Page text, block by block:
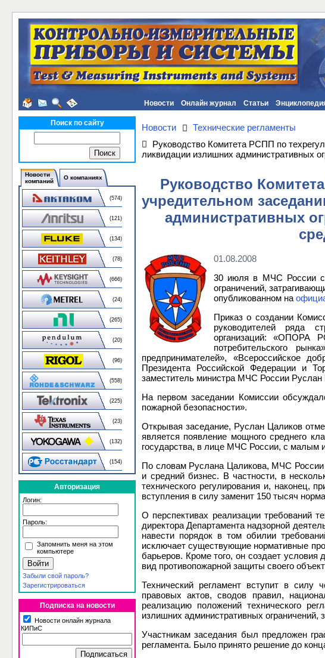
Новости Онлайн журнал Статьи
Поиск по сайту
Новости
компаний
О компаниях
(574)
(121)
(134)
(78)
(666)
(24)
(265)
(20)
(96)
(558)
(225)
(23)
(132)
(154)
Авторизация
Логин:
Пароль:
Запомнить меня на этом
компьютере
Забыли свой пароль?
Зарегистрироваться
Подписка на новости
Новости онлайн журнала
КИПиС
Новости
Технические регламенты
Руководство Комитета РСПП по
ликвидации излишних административных
Руководство
учредительном
административных
01.08.2008
30 июля в МЧС России
ограничений,
опубликованном на
Приказ о создании
руководителей ряда
организаций: «ОПОРА
потребительского
предпринимателей», «Всероссийское
Президента Российской Федерации и
заместитель министра МЧС России Руслан
На первом заседании Комиссии
пожарной безопасности».
Открывая заседание, Руслан Цаликов
является появление мощного среднего
государства, в лице МЧС России, с малым
По словам Руслана Цаликова, МЧС России
и средний бизнес. В частности, в
технического регулирования и, наконец,
вступления в силу заменит 150 тысяч
О перспективах реализации требований
директора Департамента надзорной
навести порядок в том обилии
исключает существующие нормативные
барьеров. Кроме того, он создает условия
вид противопожарной защиты своего
Технический регламент вступит в силу
правовых актов, сводов правил,
реализацию положений технического
излишних административных ограничений,
Участникам заседания был предложен
регламента. Было принято решение до